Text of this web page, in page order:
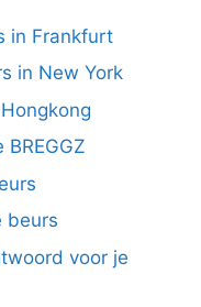
in Frankfurt
in New York
beurs
voor je